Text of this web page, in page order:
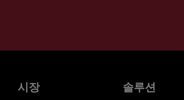
시장 솔루션